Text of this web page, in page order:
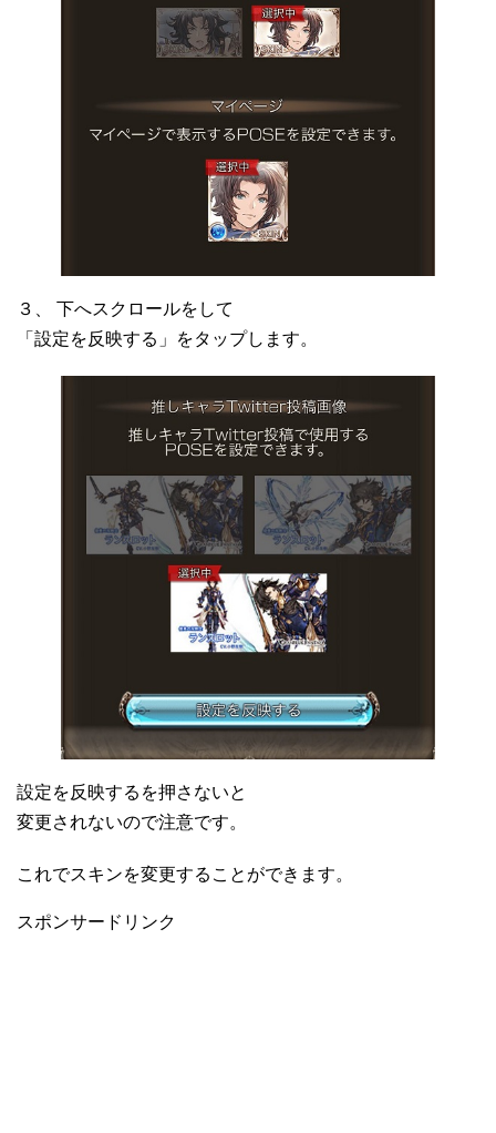
３、 下へスクロールをして
「設定を反映する」をタップします。
設定を反映するを押さないと
変更されないので注意です。
これでスキンを変更することができます。
スポンサードリンク